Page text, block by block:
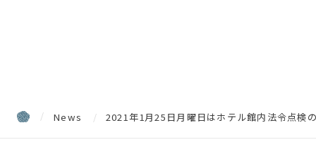
News 2021年1月25日月曜日はホテル館内法令点検